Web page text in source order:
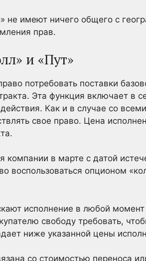
не имеют ничего общего с
прав.
и «Пут»
потребовать поставки
Эта функция включает в
Как и в случае со
свое право. Цена
компании в марте с датой
воспользоваться опционом
исполнение в любой
свободу требовать,
ниже указанной цены
со стоимостью переноса